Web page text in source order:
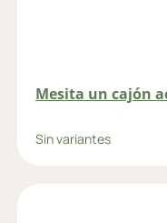
Mesita un cajón
Sin variantes